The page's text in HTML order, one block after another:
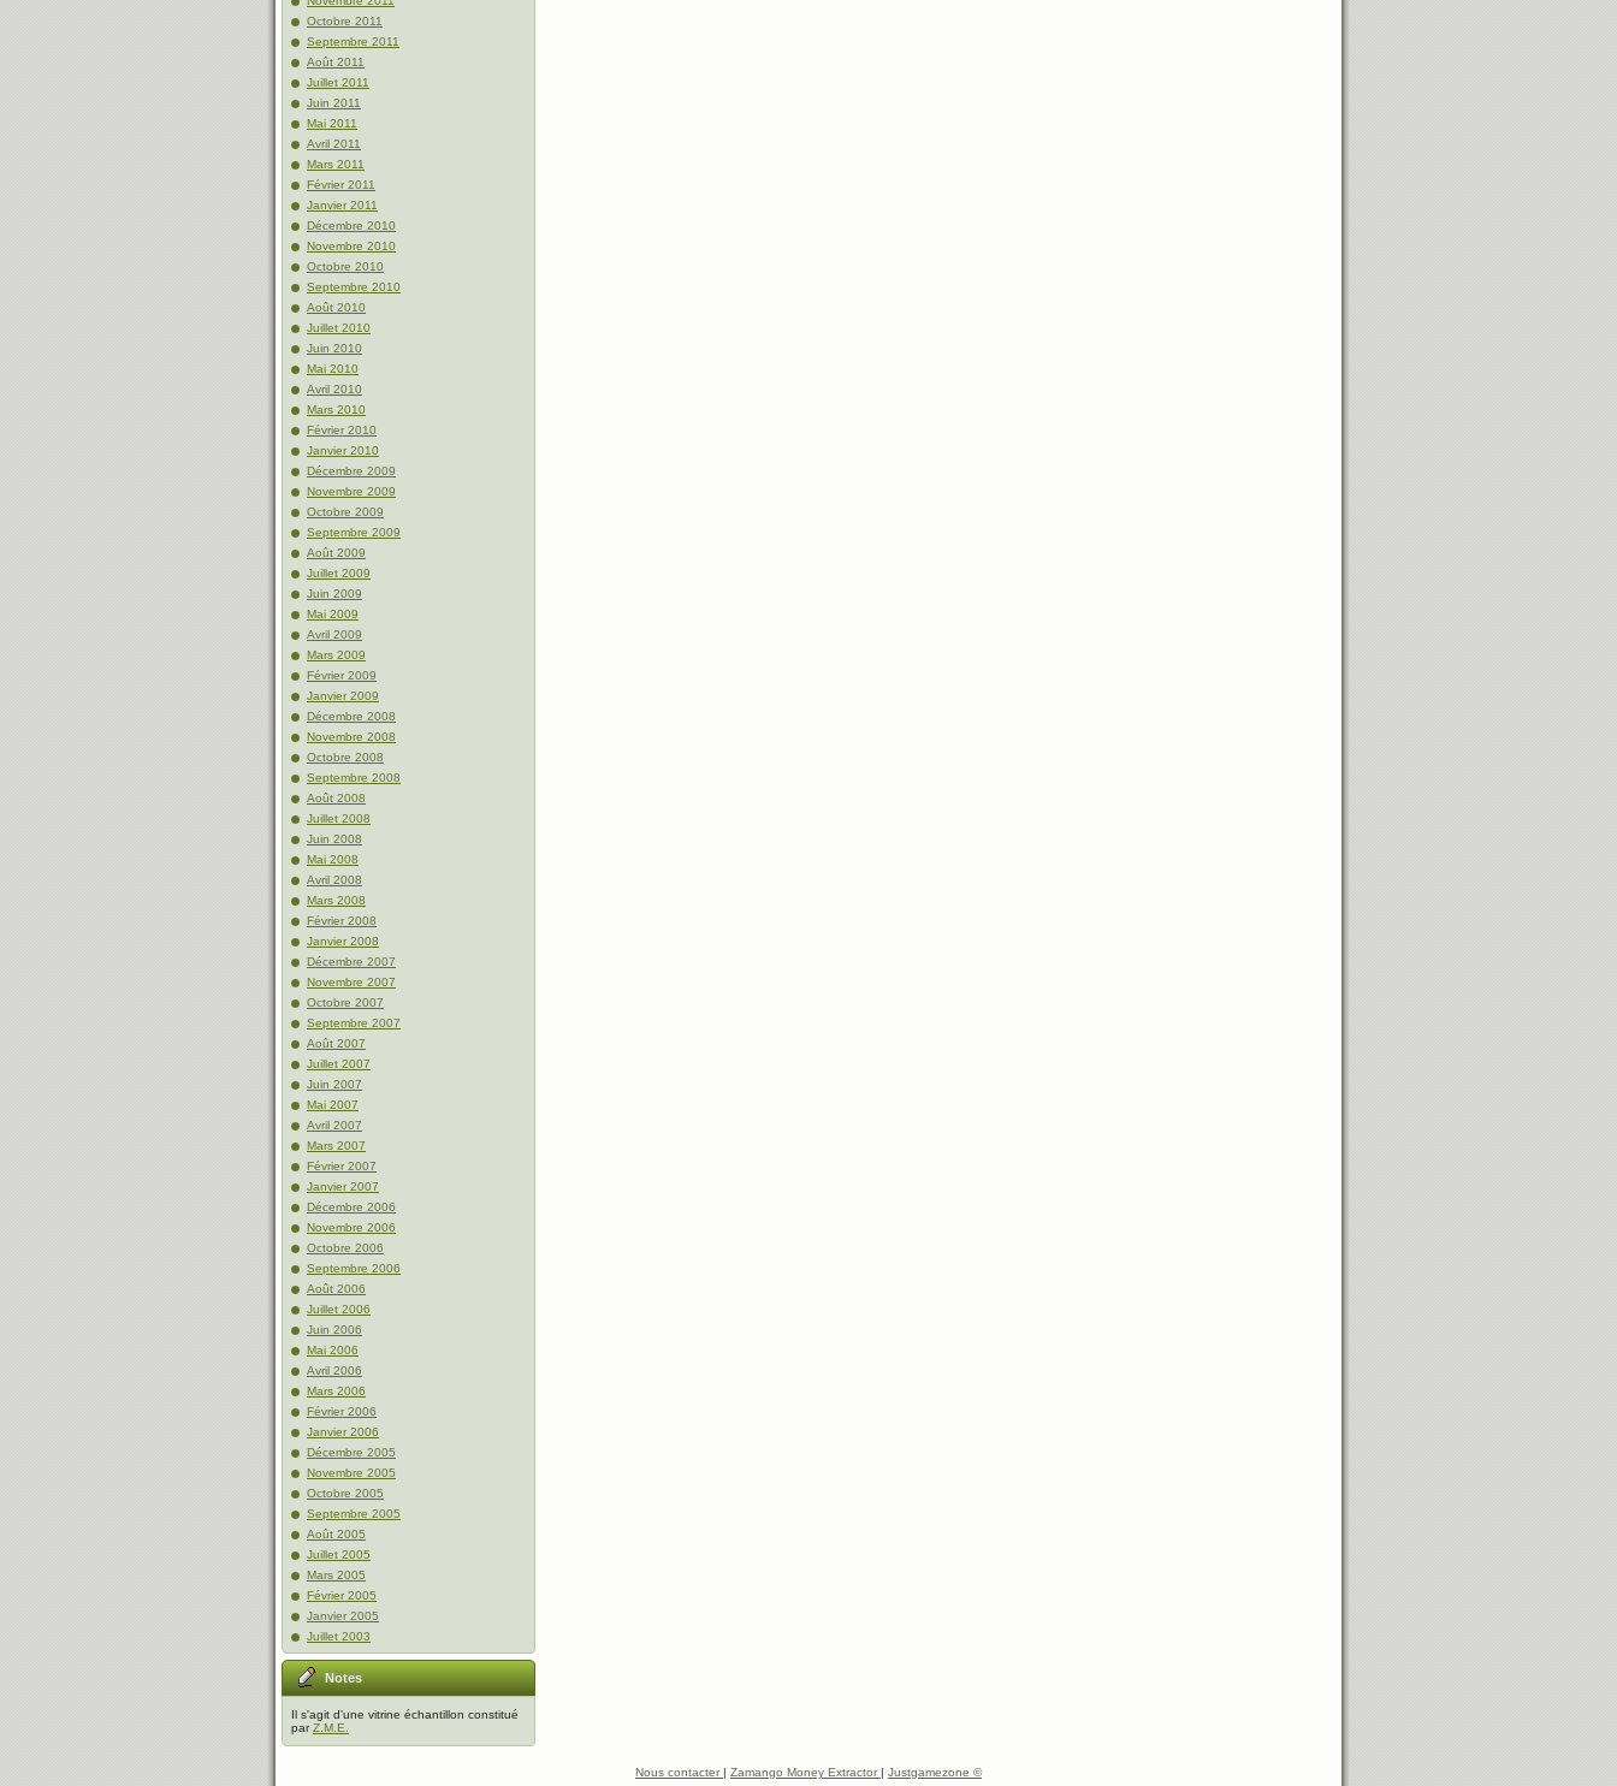
Octobre 2011
Septembre 2011
Août 2011
Juillet 2011
Juin 2011
Mai 2011
Avril 2011
Mars 2011
Février 2011
Janvier 2011
Décembre 2010
Novembre 2010
Octobre 2010
Septembre 2010
Août 2010
Juillet 2010
Juin 2010
Mai 2010
Avril 2010
Mars 2010
Février 2010
Janvier 2010
Décembre 2009
Novembre 2009
Octobre 2009
Septembre 2009
Août 2009
Juillet 2009
Juin 2009
Mai 2009
Avril 2009
Mars 2009
Février 2009
Janvier 2009
Décembre 2008
Novembre 2008
Octobre 2008
Septembre 2008
Août 2008
Juillet 2008
Juin 2008
Mai 2008
Avril 2008
Mars 2008
Février 2008
Janvier 2008
Décembre 2007
Novembre 2007
Octobre 2007
Septembre 2007
Août 2007
Juillet 2007
Juin 2007
Mai 2007
Avril 2007
Mars 2007
Février 2007
Janvier 2007
Décembre 2006
Novembre 2006
Octobre 2006
Septembre 2006
Août 2006
Juillet 2006
Juin 2006
Mai 2006
Avril 2006
Mars 2006
Février 2006
Janvier 2006
Décembre 2005
Novembre 2005
Octobre 2005
Septembre 2005
Août 2005
Juillet 2005
Mars 2005
Février 2005
Janvier 2005
Juillet 2003
Notes
Il s'agit d'une vitrine échantillon constitué
parZ.M.E.
Nous contacter| Zamango Money Extractor| Justgamezone ©